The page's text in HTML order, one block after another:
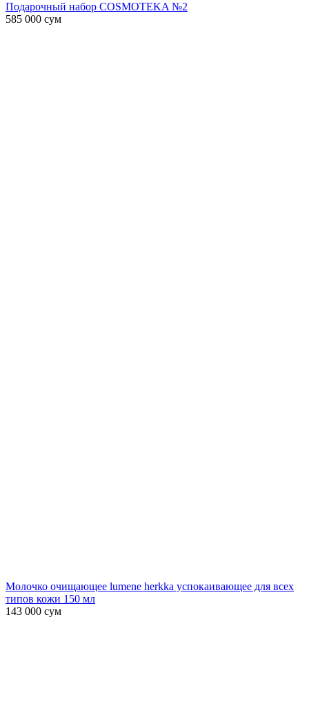
Подарочный набор COSMOTEKA №2
585 000 сум
Молочко очищающее lumene herkka успокаивающее для всех
типов кожи 150 мл
143 000 сум